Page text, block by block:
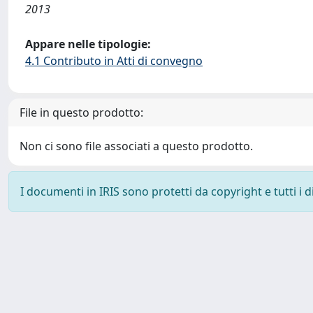
2013
Appare nelle tipologie:
4.1 Contributo in Atti di convegno
File in questo prodotto:
Non ci sono file associati a questo prodotto.
I documenti in IRIS sono protetti da copyright e tutti i